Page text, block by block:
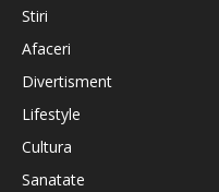
Stiri
Afaceri
Divertisment
Lifestyle
Cultura
Sanatate